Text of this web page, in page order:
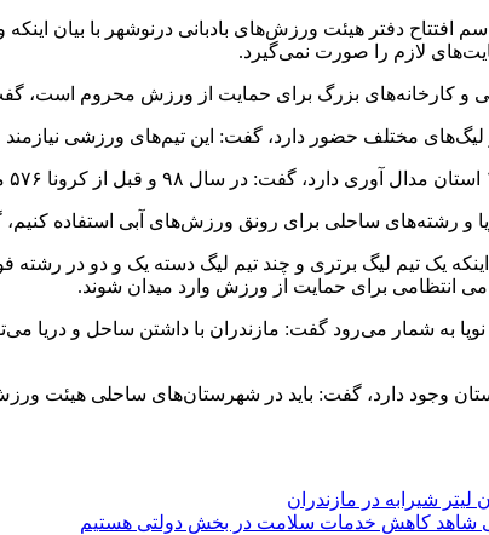
افتتاح دفتر هیئت ورزش‌های بادبانی درنوشهر با بیان
لازم را صورت نمی‌گیرد.
و کارخانه‌های بزرگ برای حمایت از ورزش محروم است،
دریا و رشته‌های ساحلی برای رونق ورزش‌های آبی استفاده
یک تیم لیگ برتری و چند تیم لیگ دسته یک و دو در
انتظامی برای حمایت از ورزش وارد میدان شوند.
نوپا به شمار می‌رود گفت: مازندران با داشتن ساحل و
شاهد کاهش خدمات سلامت در بخش دولتی هستیم